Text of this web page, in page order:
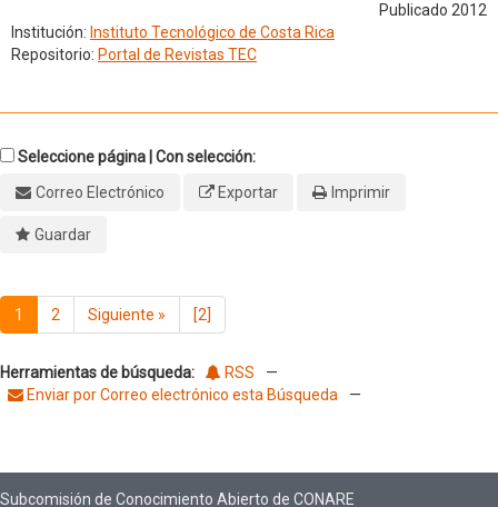
Publicado 2012
Institución: Instituto Tecnológico de Costa Rica
Repositorio: Portal de Revistas TEC
Seleccione página | Con selección:
Correo Electrónico
Exportar Imprimir
Guardar
1 2 Siguiente » [2]
Herramientas de búsqueda: RSS
—
Enviar por Correo electrónico esta Búsqueda
—
Subcomisión de Conocimiento Abierto de CONARE